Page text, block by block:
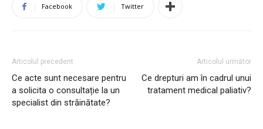
Facebook Twitter
Articolul precedent
Ce acte sunt necesare pentru
a solicita o consultație la un
specialist din străinătate?
Articolul următor
Ce drepturi am în cadrul unui
tratament medical paliativ?